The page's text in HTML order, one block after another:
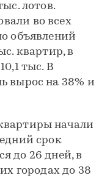
лотов.
во всех
объявлений
квартир, в
тыс. В
вырос на 38% и
начали
срок
до 26 дней, в
городах до 38